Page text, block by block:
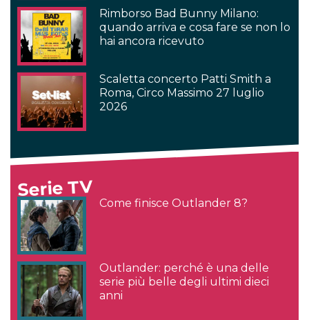
Rimborso Bad Bunny Milano:
quando arriva e cosa fare se non lo
hai ancora ricevuto
Scaletta concerto Patti Smith a
Roma, Circo Massimo 27 luglio
2026
Serie TV
Come finisce Outlander 8?
Outlander: perché è una delle
serie più belle degli ultimi dieci
anni